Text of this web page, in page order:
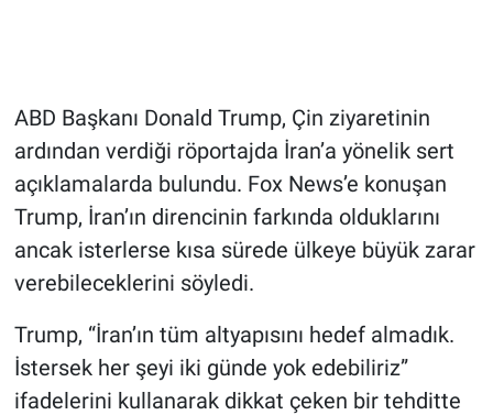
ABD Başkanı Donald Trump, Çin ziyaretinin
ardından verdiği röportajda İran’a yönelik sert
açıklamalarda bulundu. Fox News’e konuşan
Trump, İran’ın direncinin farkında olduklarını
ancak isterlerse kısa sürede ülkeye büyük zarar
verebileceklerini söyledi.
Trump, “İran’ın tüm altyapısını hedef almadık.
İstersek her şeyi iki günde yok edebiliriz”
ifadelerini kullanarak dikkat çeken bir tehditte